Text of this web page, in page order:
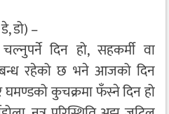
डो) –
दिन हो, सहकर्मी वा
रहेको छ भने आजको दिन
घमण्डको कुचक्रमा फँस्ने दिन हो